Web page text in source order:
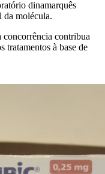
dinamarquês
da molécula.
concorrência contribua
tratamentos à base de